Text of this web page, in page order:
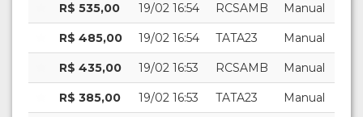
R$ 535,00 19/02 16:54 RCSAMB Manual
R$ 485,00 19/02 16:54 TATA23 Manual
R$ 435,00 19/02 16:53 RCSAMB Manual
R$ 385,00 19/02 16:53 TATA23 Manual